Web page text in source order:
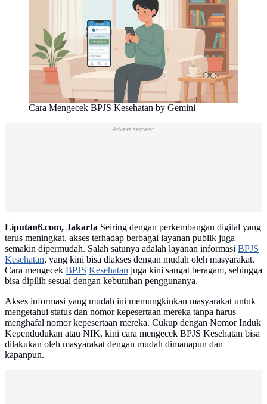
Cara Mengecek BPJS Kesehatan by Gemini
Advertisement
Liputan6.com, Jakarta Seiring dengan perkembangan digital yang
terus meningkat, akses terhadap berbagai layanan publik juga
semakin dipermudah. Salah satunya adalah layanan informasi BPJS
Kesehatan, yang kini bisa diakses dengan mudah oleh masyarakat.
Cara mengecek BPJS Kesehatan juga kini sangat beragam, sehingga
bisa dipilih sesuai dengan kebutuhan penggunanya.
Akses informasi yang mudah ini memungkinkan masyarakat untuk
mengetahui status dan nomor kepesertaan mereka tanpa harus
menghafal nomor kepesertaan mereka. Cukup dengan Nomor Induk
Kependudukan atau NIK, kini cara mengecek BPJS Kesehatan bisa
dilakukan oleh masyarakat dengan mudah dimanapun dan
kapanpun.